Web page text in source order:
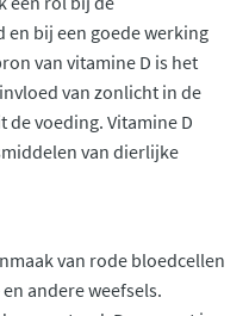
bij een goede werking
van vitamine D is het
van zonlicht in de
de voeding. Vitamine D
van dierlijke
van rode bloedcellen
andere weefsels.